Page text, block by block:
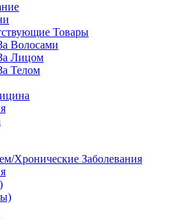
Товары
Волосами
Лицом
Телом
Хронические Заболевания